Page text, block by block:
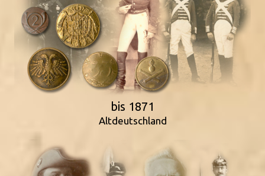
bis 1871
Altdeutschland